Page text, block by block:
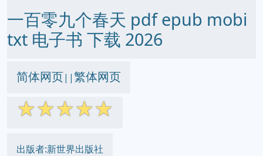
一百零九个春天 pdf epub mobi
txt 电子书 下载 2026
简体网页||繁体网页
☆☆☆☆☆
出版者:新世界出版社